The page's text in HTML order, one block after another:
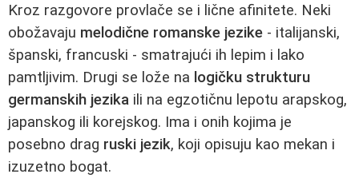
Kroz razgovore provlače se i lične afinitete. Neki
obožavaju melodične romanske jezike - italijanski,
španski, francuski - smatrajući ih lepim i lako
pamtljivim. Drugi se lože na logičku strukturu
germanskih jezika ili na egzotičnu lepotu arapskog,
japanskog ili korejskog. Ima i onih kojima je
posebno drag ruski jezik, koji opisuju kao mekan i
izuzetno bogat.